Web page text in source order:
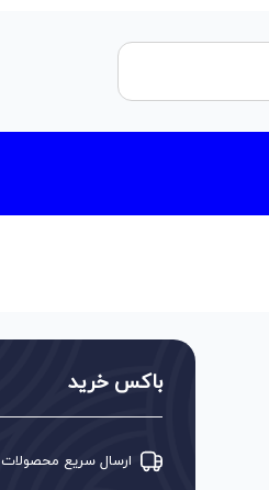
باکس خرید
ارسال سریع محصولات